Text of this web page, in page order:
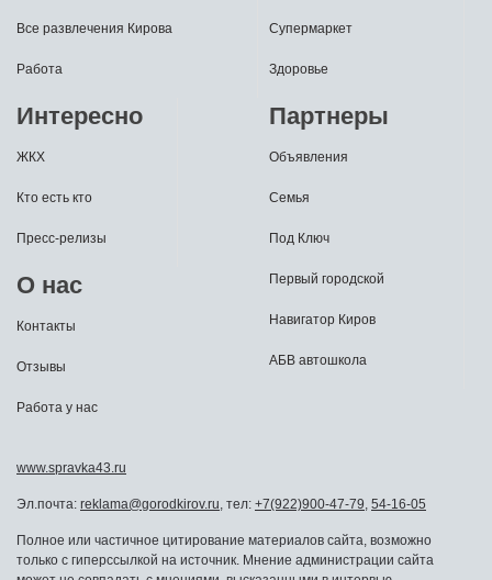
Все развлечения Кирова
Работа
Супермаркет
Здоровье
Интересно
ЖКХ
Кто есть кто
Пресс-релизы
О нас
Контакты
Отзывы
Работа у нас
Партнеры
Объявления
Семья
Под Ключ
Первый городской
Навигатор Киров
АБВ автошкола
www.spravka43.ru
Эл.почта: reklama@gorodkirov.ru, тел: +7(922)900-47-79, 54-16-05
Полное или частичное цитирование материалов сайта, возможно
только с гиперссылкой на источник. Мнение администрации сайта